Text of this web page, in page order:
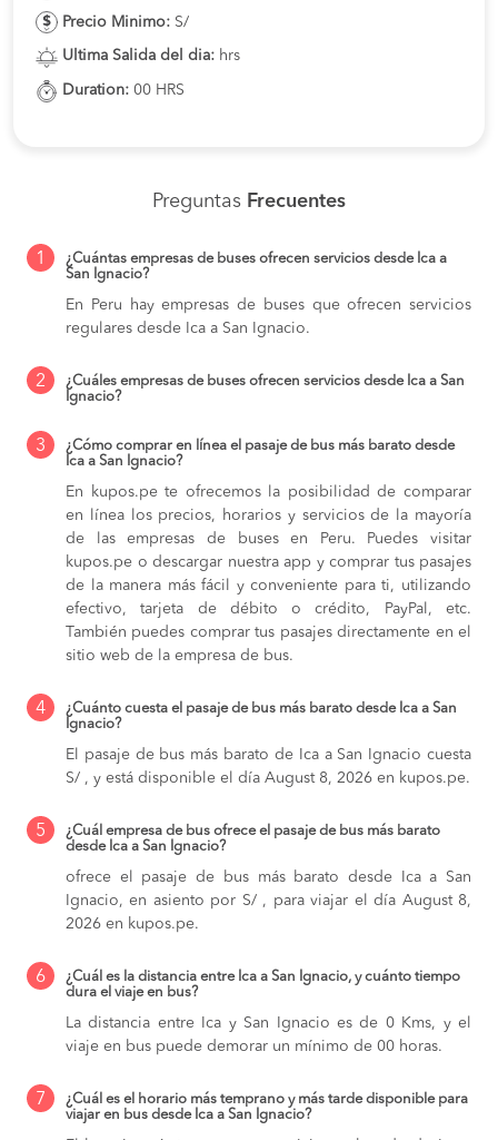
Precio Minimo: S/
Ultima Salida del dia: hrs
Duration: 00 HRS
Preguntas Frecuentes
1
¿Cuántas empresas de buses ofrecen servicios desde Ica a
San Ignacio?
En Peru hay empresas de buses que ofrecen servicios
regulares desde Ica a San Ignacio.
2
¿Cuáles empresas de buses ofrecen servicios desde Ica a San
Ignacio?
3
¿Cómo comprar en línea el pasaje de bus más barato desde
Ica a San Ignacio?
En kupos.pe te ofrecemos la posibilidad de comparar
en línea los precios, horarios y servicios de la mayoría
de las empresas de buses en Peru. Puedes visitar
kupos.pe o descargar nuestra app y comprar tus pasajes
de la manera más fácil y conveniente para ti, utilizando
efectivo, tarjeta de débito o crédito, PayPal, etc.
También puedes comprar tus pasajes directamente en el
sitio web de la empresa de bus.
4
¿Cuánto cuesta el pasaje de bus más barato desde Ica a San
Ignacio?
El pasaje de bus más barato de Ica a San Ignacio cuesta
S/ , y está disponible el día August 8, 2026 en kupos.pe.
5
¿Cuál empresa de bus ofrece el pasaje de bus más barato
desde Ica a San Ignacio?
ofrece el pasaje de bus más barato desde Ica a San
Ignacio, en asiento por S/ , para viajar el día August 8,
2026 en kupos.pe.
6
¿Cuál es la distancia entre Ica a San Ignacio, y cuánto tiempo
dura el viaje en bus?
La distancia entre Ica y San Ignacio es de 0 Kms, y el
viaje en bus puede demorar un mínimo de 00 horas.
7
¿Cuál es el horario más temprano y más tarde disponible para
viajar en bus desde Ica a San Ignacio?